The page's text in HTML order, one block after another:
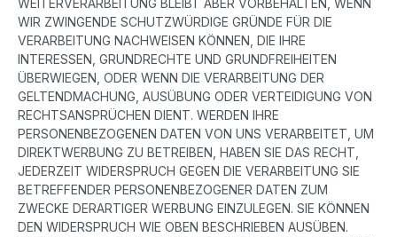
WEITERVERARBEITUNG BLEIBT ABER VORBEHALTEN, WENN
WIR ZWINGENDE SCHUTZWÜRDIGE GRÜNDE FÜR DIE
VERARBEITUNG NACHWEISEN KÖNNEN, DIE IHRE
INTERESSEN, GRUNDRECHTE UND GRUNDFREIHEITEN
ÜBERWIEGEN, ODER WENN DIE VERARBEITUNG DER
GELTENDMACHUNG, AUSÜBUNG ODER VERTEIDIGUNG VON
RECHTSANSPRÜCHEN DIENT. WERDEN IHRE
PERSONENBEZOGENEN DATEN VON UNS VERARBEITET, UM
DIREKTWERBUNG ZU BETREIBEN, HABEN SIE DAS RECHT,
JEDERZEIT WIDERSPRUCH GEGEN DIE VERARBEITUNG SIE
BETREFFENDER PERSONENBEZOGENER DATEN ZUM
ZWECKE DERARTIGER WERBUNG EINZULEGEN. SIE KÖNNEN
DEN WIDERSPRUCH WIE OBEN BESCHRIEBEN AUSÜBEN.